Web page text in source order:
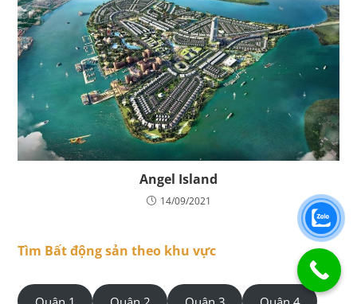
Angel Island
14/09/2021
Tìm Bất động sản theo khu vực